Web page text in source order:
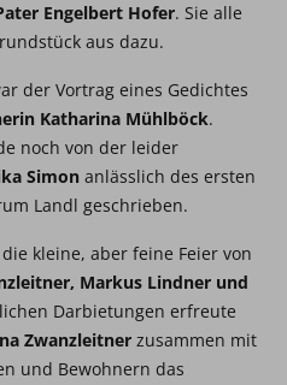
Engelbert Hofer. Sie alle
aus dazu.
der Vortrag eines Gedichtes
Katharina Mühlböck.
noch von der leider
Simon anlässlich des ersten
Landl geschrieben.
kleine, aber feine Feier von
Markus Lindner und
Darbietungen erfreute
Zwanzleitner zusammen mit
und Bewohnern das